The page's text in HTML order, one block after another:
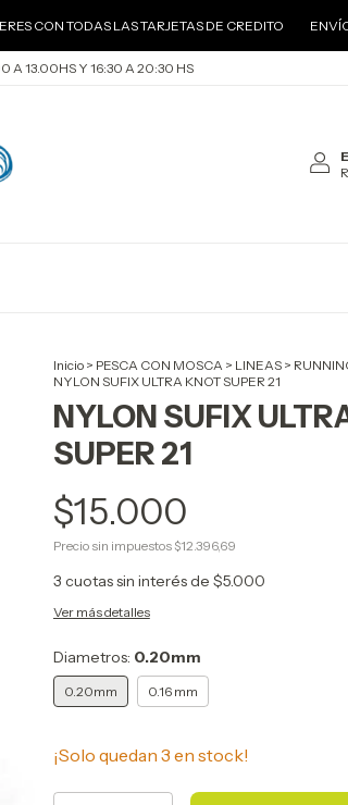
TODAS LAS TARJETAS DE CREDITO ENVÍOS
A 13.00HS Y 16:30 A 20:30 HS
Inicio > PESCA CON MOSCA > LINEAS >
NYLON SUFIX ULTRA KNOT SUPER 21
NYLON SUFIX
SUPER 21
$15.000
Precio sin impuestos $12.396,69
3 cuotas sin interés de $5.000
Ver más detalles
Diametros: 0.20mm
0.20mm 0.16 mm
¡Solo quedan 3 en stock!